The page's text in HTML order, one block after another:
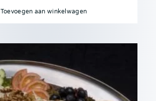
Toevoegen aan winkelwagen